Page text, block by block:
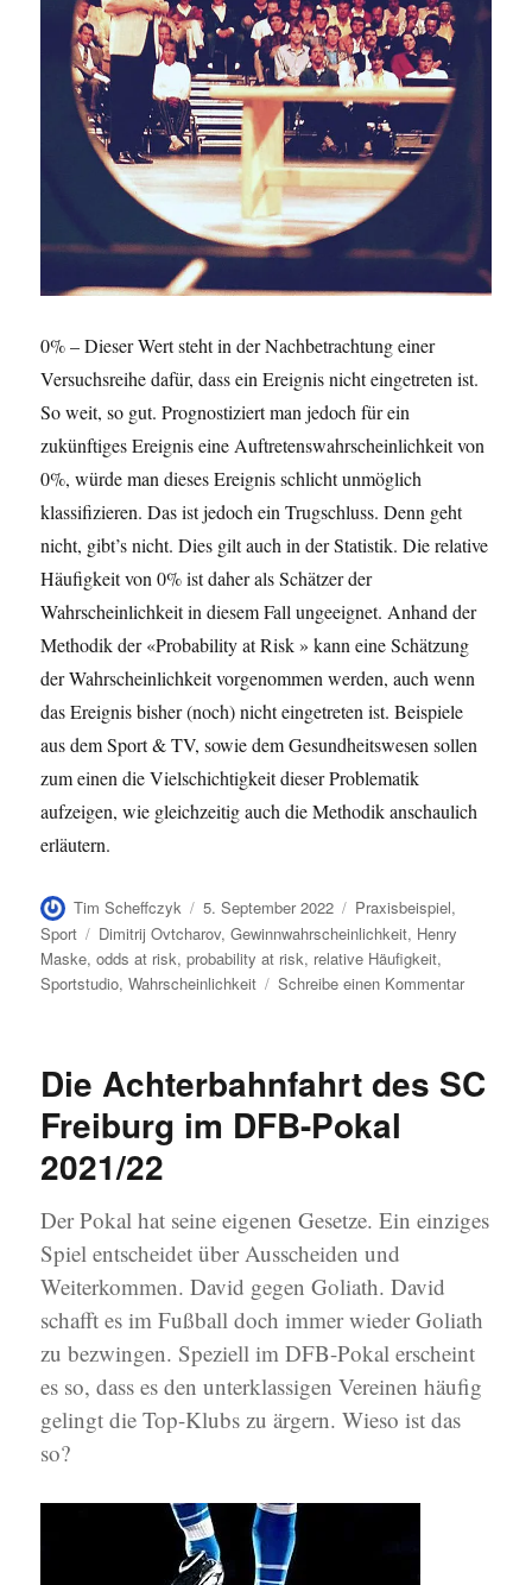
0% – Dieser Wert steht in der Nachbetrachtung einer
Versuchsreihe dafür, dass ein Ereignis nicht eingetreten ist.
So weit, so gut. Prognostiziert man jedoch für ein
zukünftiges Ereignis eine Auftretenswahrscheinlichkeit von
0%, würde man dieses Ereignis schlicht unmöglich
klassifizieren. Das ist jedoch ein Trugschluss. Denn geht
nicht, gibt’s nicht. Dies gilt auch in der Statistik. Die relative
Häufigkeit von 0% ist daher als Schätzer der
Wahrscheinlichkeit in diesem Fall ungeeignet. Anhand der
Methodik der «Probability at Risk » kann eine Schätzung
der Wahrscheinlichkeit vorgenommen werden, auch wenn
das Ereignis bisher (noch) nicht eingetreten ist. Beispiele
aus dem Sport & TV, sowie dem Gesundheitswesen sollen
zum einen die Vielschichtigkeit dieser Problematik
aufzeigen, wie gleichzeitig auch die Methodik anschaulich
erläutern.
Autor
Tim Scheffczyk
Veröffentlicht
am
5. September 2022 Kategorien
Praxisbeispiel,
Sport
Schlagwörter
Dimitrij Ovtcharov,Gewinnwahrscheinlichkeit, Henry
Maske,odds at risk,probability at risk, relative Häufigkeit,
Sportstudio,Wahrscheinlichkeit Schreibe einen Kommentarzu
´s
Die Achterbahnfahrt des SC
Freiburg im DFB-Pokal
2021/22
Der Pokal hat seine eigenen Gesetze. Ein einziges
Spiel entscheidet über Ausscheiden und
Weiterkommen. David gegen Goliath. David
schafft es im Fußball doch immer wieder Goliath
zu bezwingen. Speziell im DFB-Pokal erscheint
es so, dass es den unterklassigen Vereinen häufig
gelingt die Top-Klubs zu ärgern. Wieso ist das
so?